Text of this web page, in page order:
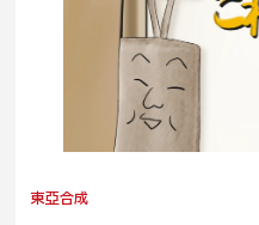
東亞合成